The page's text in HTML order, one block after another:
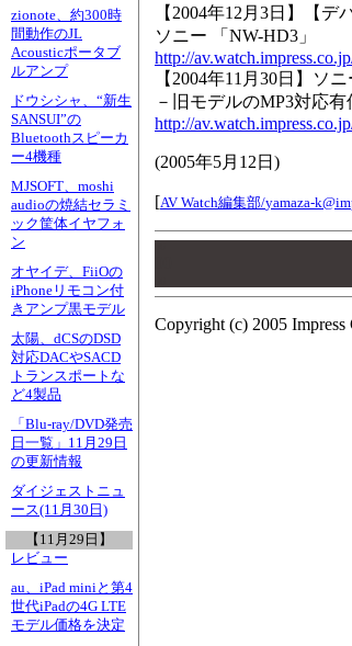
zionote、約300時
間動作のJL
Acousticポータブ
ルアンプ
ドウシシャ、“新生
SANSUI”の
Bluetoothスピーカ
ー4機種
MJSOFT、moshi
audioの焼結セラミ
ック筐体イヤフォ
ン
オヤイデ、FiiOの
iPhoneリモコン付
きアンプ黒モデル
太陽、dCSのDSD
対応DACやSACD
トランスポートな
ど4製品
「Blu-ray/DVD発売
日一覧」11月29日
の更新情報
ダイジェストニュ
ース(11月30日)
【11月29日】
レビュー
au、iPad miniと第4
世代iPadの4G LTE
モデル価格を決定
【2004年12月3日】【
ソニー 「NW-HD3」
http://
【2004年11月30日】ソ
－旧モデルのMP3対応
http://
(2005年5月12日 )
[AV Watch編集部/yamaza-
Copyright (c) 2005 Impress